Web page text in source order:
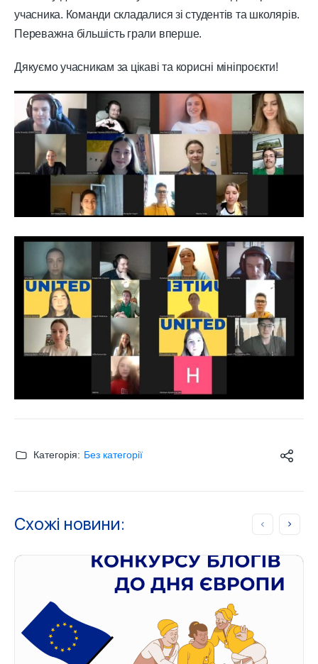
учасника. Команди складалися зі студентів та школярів.
Переважна більшість грали вперше.
Дякуємо учасникам за цікаві та корисні мініпроєкти!
Категорія: Без категорії
Схожі новини: